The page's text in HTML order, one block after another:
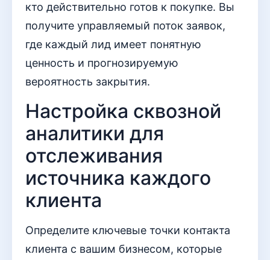
кто действительно готов к покупке. Вы
получите управляемый поток заявок,
где каждый лид имеет понятную
ценность и прогнозируемую
вероятность закрытия.
Настройка сквозной
аналитики для
отслеживания
источника каждого
клиента
Определите ключевые точки контакта
клиента с вашим бизнесом, которые